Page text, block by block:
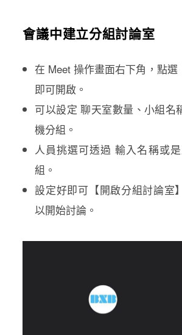
會議中建立分組討論室​
在 Meet 操作畫面右下角，點選
即可開啟。
可以設定 聊天室數量、小組名
機分組。
人員挑選可透過 輸入名稱或
組。
設定好即可【開啟分組討論室
以開始討論。